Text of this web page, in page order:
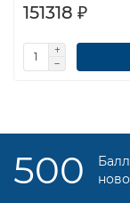
151318 ₽
500